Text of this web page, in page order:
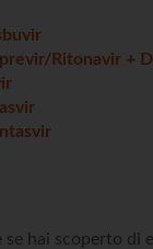
Ritonavir +
se hai scoperto di